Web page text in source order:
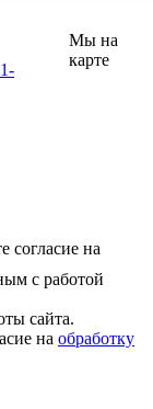
Мы на
карте
согласие на
с работой
сайта.
на обработку